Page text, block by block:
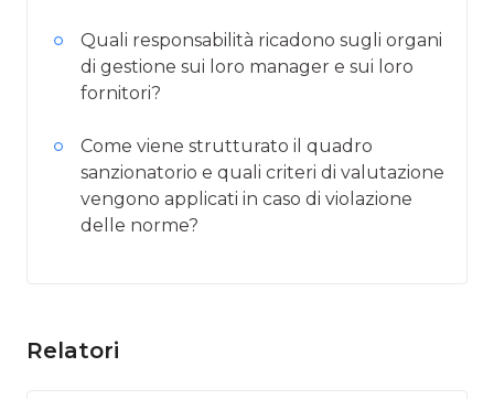
Quali responsabilità ricadono sugli organi
di gestione sui loro manager e sui loro
fornitori?
Come viene strutturato il quadro
sanzionatorio e quali criteri di valutazione
vengono applicati in caso di violazione
delle norme?
Relatori